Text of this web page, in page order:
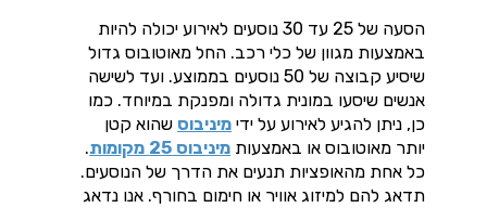
הסעה של 25 עד 30 נוסעים לאירוע יכולה להיות
באמצעות מגוון של כלי רכב. החל מאוטובוס גדול
שיסיע קבוצה של 50 נוסעים בממוצע. ועד לשישה
אנשים שיסעו במונית גדולה ומפנקת במיוחד. כמו
כן, ניתן להגיע לאירוע על ידי מיניבוס שהוא קטן
יותר מאוטובוס או באמצעות מיניבוס 25 מקומות
.
כל אחת מהאופציות תנעים את הדרך של הנוסעים.
תדאג להם למיזוג אוויר או חימום בחורף. אנו נדאג